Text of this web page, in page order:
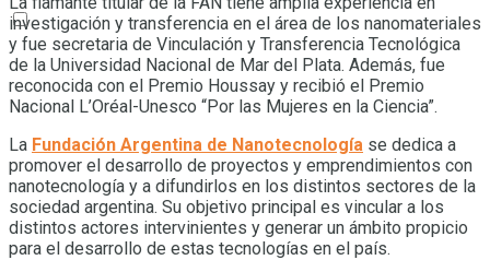
investigación y transferencia en el área de los nanomateriales
y fue secretaria de Vinculación y Transferencia Tecnológica
de la Universidad Nacional de Mar del Plata. Además, fue
reconocida con el Premio Houssay y recibió el Premio
Nacional L’Oréal-Unesco “Por las Mujeres en la Ciencia”.
La Fundación Argentina de Nanotecnología se dedica a
promover el desarrollo de proyectos y emprendimientos con
nanotecnología y a difundirlos en los distintos sectores de la
sociedad argentina. Su objetivo principal es vincular a los
distintos actores intervinientes y generar un ámbito propicio
para el desarrollo de estas tecnologías en el país.